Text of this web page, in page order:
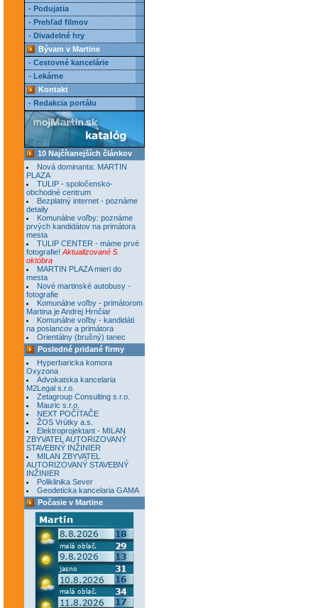
- Podujatia
- Prehľad filmov
- Divadelné hry
Bývam v Martine
- Cestovné kancelárie
- Lekárne
Kontakt
- Redakcia portálu
10 Najčítanejších článkov
Nová dominanta: MARTIN
PLAZA
TULIP - spoločensko-
obchodné centrum
Bezplatný internet - poznáme
detaily
Komunálne voľby: poznáme
prvých kandidátov na primátora
mesta
TULIP CENTER - máme prvé
fotografie! Aktualizované 5.
októbra
MARTIN PLAZA mieri do
mesta
Nové martinské autobusy -
fotografie
Komunálne voľby - primátorom
Martina je Andrej Hrnčiar
Komunálne voľby - kandidáti
na poslancov a primátora
Orientálny (brušný) tanec
Posledné pridané firmy
Hyperbaricka komora
Oxyzona
Advokatska kancelaria
M2Legal s.r.o.
Zetagroup Consulting s.r.o.
Mauric s.r.o.
NEXT POČÍTAČE
ŽOS Vrútky a.s.
Elektroprojektant - MILAN
ZBYVATEL AUTORIZOVANÝ
STAVEBNÝ INŽINIER
MILAN ZBYVATEL
AUTORIZOVANÝ STAVEBNÝ
INŽINIER
Poliklinika Sever
Geodeticka kancelaria GAMA
Počasie v Martine